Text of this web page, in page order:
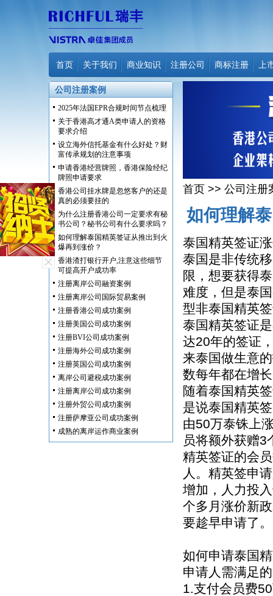
首页 关于我们 商业知识 注册公司 商标注册 上
公司注册案例
2025年法国EPR合规时间节点梳理
关于香港高才通A类申请人的资格
要求介绍
设立海外信托基金有什么好处？财
富传承规划的注意事项
申请香港经营牌照，香港保险经纪
牌照申请要求
香港公司挂水牌是忽悠客户的还是
真的必须要挂的
为什么注册香港公司一定要求有秘
书公司？秘书公司有什么要求吗？
如何理解泰国精英签证从推出到火
爆再到涨价？
香港渣打银行开户,注意这些细节
可提高开户成功率
注册离岸公司融资案例
注册离岸公司国际贸易案例
注册香港公司成功案例
注册美国公司成功案例
注册BVI公司成功案例
注册海外公司成功案例
注册英国公司成功案例
离岸公司避税成功案例
注册离岸公司成功案例
注册外贸公司成功案例
注册萨摩亚公司成功案例
成熟的离岸运作商业案例
首页 >> 公司注册
如何理解
泰国精英签证
泰国是非传统
限，想要获得
难度，但是泰
型非泰国精英
泰国精英签证
达20年的签证
来泰国做生意
数每年都在增
随着泰国精英
是说泰国精英
由50万泰铢上
员将额外获赠3
精英签证的会
人。精英签申
增加，人力投
个多月涨价新
要趁早申请了。
如何申请泰国
申请人需满足
1.支付会员费